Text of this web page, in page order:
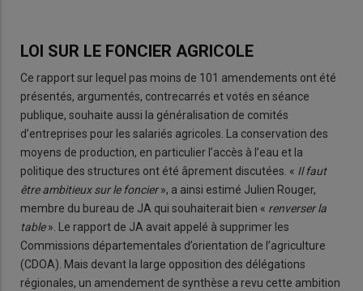
LOI SUR LE FONCIER AGRICOLE
Ce rapport sur lequel pas moins de 101 amendements ont été
présentés, argumentés, contrecarrés et votés en séance
publique, souhaite aussi la généralisation de comités
d’entreprises pour les salariés agricoles. La conservation des
moyens de production, en particulier l’accès à l’eau et la
politique des structures ont été âprement discutées. « Il faut
être ambitieux sur le foncier», a ainsi estimé Julien Rouger,
membre du bureau de JA qui souhaiterait bien « renverser la
table». Le rapport de JA avait appelé à supprimer les
Commissions départementales d’orientation de l’agriculture
(CDOA). Mais devant la large opposition des délégations
régionales, un amendement de synthèse a revu cette ambition